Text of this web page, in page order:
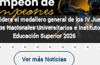
el medallero general de los IV
Nacionales Universitarios e
Educación Superior 2026
Ver más Noticias